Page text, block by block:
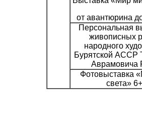
от авантюрина
Персональная
живописных
народного
Бурятской АССР
Аврамовича
Фотовыставка
света» 6+